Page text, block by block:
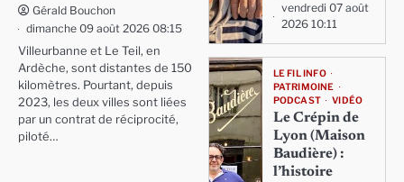
Gérald Bouchon
dimanche 09 août 2026 08:15
Villeurbanne et Le Teil, en
Ardèche, sont distantes de 150
kilomètres. Pourtant, depuis
2023, les deux villes sont liées
par un contrat de réciprocité,
piloté…
vendredi 07 août
2026 10:11
LE FIL INFO
PATRIMOINE
PODCAST
VIDÉO
Le Crépin de
Lyon (Maison
Baudière) :
l’histoire